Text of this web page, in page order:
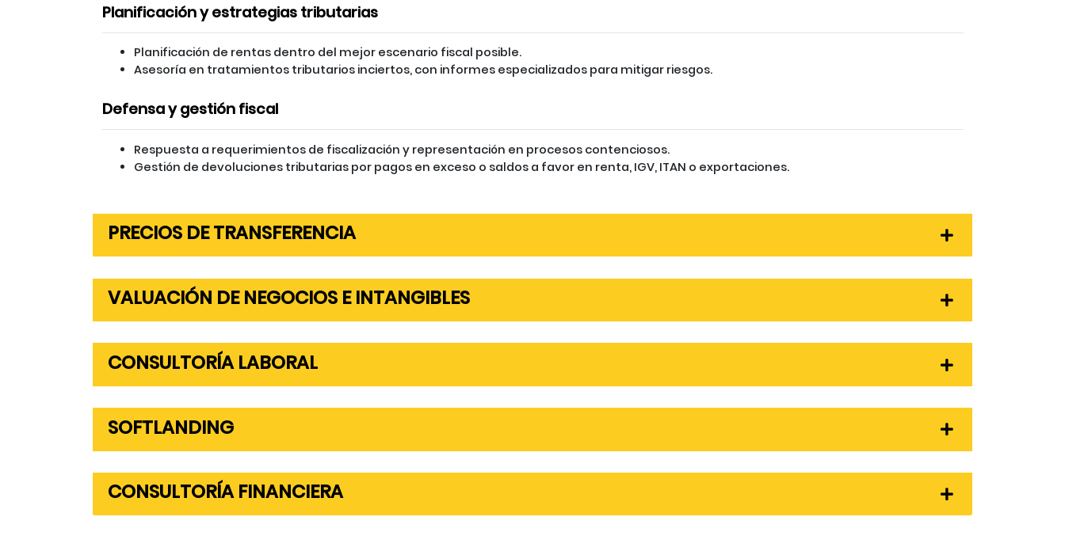
Planificación y estrategias tributarias
Planificación de rentas dentro del mejor escenario fiscal posible.
Asesoría en tratamientos tributarios inciertos, con informes especializados para mitigar riesgos.
Defensa y gestión fiscal
Respuesta a requerimientos de fiscalización y representación en procesos contenciosos.
Gestión de devoluciones tributarias por pagos en exceso o saldos a favor en renta, IGV, ITAN o exportaciones.
PRECIOS DE TRANSFERENCIA
VALUACIÓN DE NEGOCIOS E INTANGIBLES
CONSULTORÍA LABORAL
SOFTLANDING
CONSULTORÍA FINANCIERA